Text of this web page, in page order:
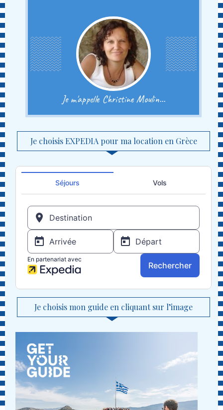
Je m'appelle Christine Moulin...
Je choisis EXPEDIA pour ma location en Grèce
Je choisis mon guide en cliquant sur l’image